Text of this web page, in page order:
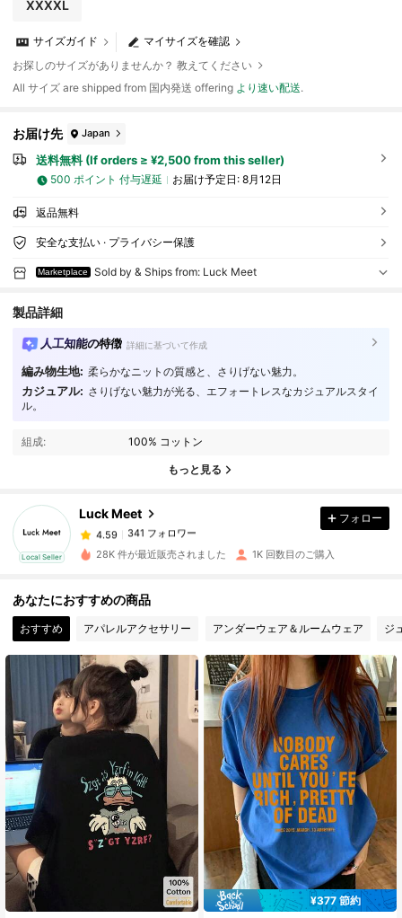
XXXXL
マイサイズを確認
サイズガイド
お探しのサイズがありませんか？ 教えてください
All サイズ are shipped from 国内発送 offering より速い配送.
お届け先 Japan
送料無料 (If orders ≥ ¥2,500 from this seller)
500 ポイント 付与遅延 お届け予定日: 8月12日
返品無料
安全な支払い · プライバシー保護
Marketplace Sold by & Ships from: Luck Meet
製品詳細
人工知能の特徴 詳細に基づいて作成
編み物生地: 柔らかなニットの質感と、さりげない魅力。
カジュアル: さりげない魅力が光る、エフォートレスなカジュアルスタイ
ル。
組成: 100% コットン
もっと見る
Local Seller
Luck Meet
341 フォロワー
4.59
341 フォロワー
2***y
は1日前 に購入しました
4.59 341 フォロワー
4.59 341 フォロワー
341 フォロワー
4.59 341 フォロワー
341 フォロワー
4.59 341 フォロワー
フォロー
28K 件が最近販売されました 1K 回数目のご購入
あなたにおすすめの商品
おすすめ アパレルアクセサリー アンダーウェア＆ルームウェア ジ
¥377 節約